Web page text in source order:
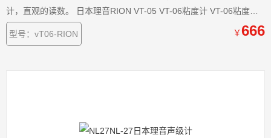
计，直观的读数。 日本理音RION VT-05 VT-06粘度计 VT-06粘度计
VT-06 日本理音RION VT-05 VT-06粘度计产品简介： 日本原装理音
RION VT-05 VT-06粘度计，用
型号：vT06-RION ￥666